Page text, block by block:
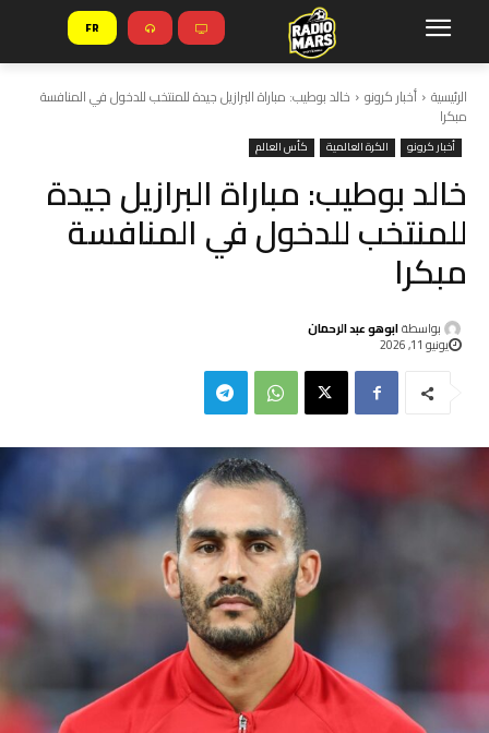
FR
الرئيسية أخبار كرونو خالد بوطيب: مباراة البرازيل جيدة للمنتخب للدخول في المنافسة
مبكرا
أخبار كرونو الكرة العالمية كأس العالم
خالد بوطيب: مباراة البرازيل جيدة
للمنتخب للدخول في المنافسة
مبكرا
بواسطةابوهو عبد الرحمان
يونيو 11, 2026